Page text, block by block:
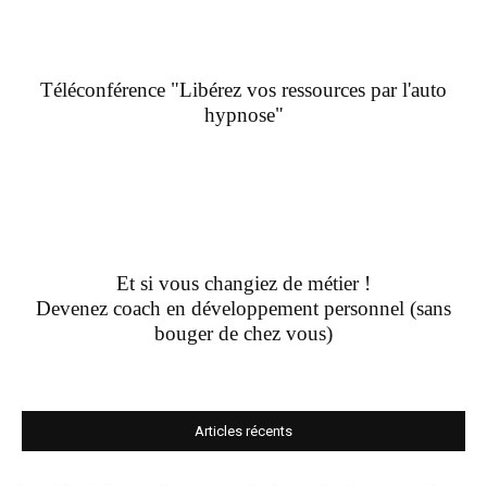
Téléconférence "Libérez vos ressources par l'auto
hypnose"
Et si vous changiez de métier !
Devenez coach en développement personnel (sans
bouger de chez vous)
Articles récents